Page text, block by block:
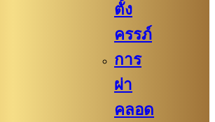
ตั้ง
ครรภ์
การ
ผ่า
คลอด